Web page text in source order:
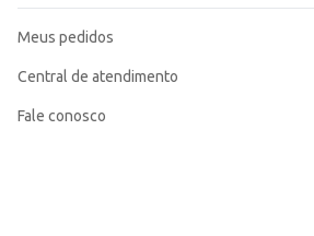
Meus pedidos
Central de atendimento
Fale conosco